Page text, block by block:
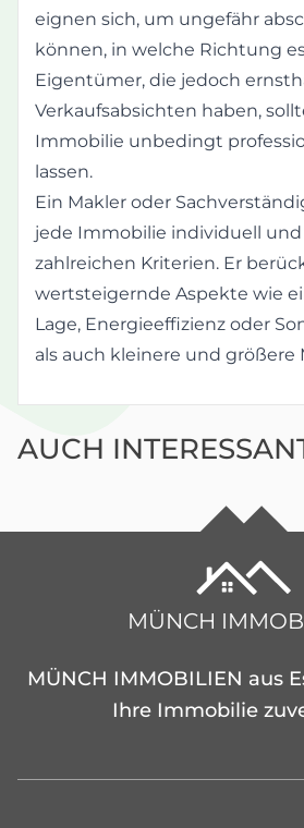
eignen sich, um ungefähr
können, in welche Richtung
Eigentümer, die jedoch
Verkaufsabsichten haben,
Immobilie unbedingt
lassen.
Ein Makler oder
jede Immobilie individuell und
zahlreichen Kriterien. Er
wertsteigernde Aspekte wie
Lage, Energieeffizienz oder
als auch kleinere und größere
AUCH
MÜNCH
MÜNCH IMMOBILIEN aus
Ihre Immobilie